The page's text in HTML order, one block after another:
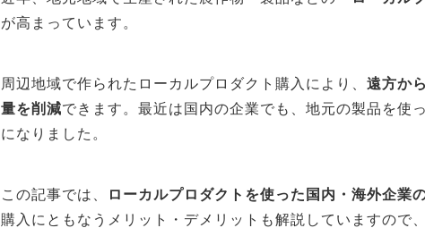
が高まっています。
周辺地域で作られたローカルプロダクト購入により、 遠方か
量を削減できます。最近は国内の企業でも、地元の製品を使
になりました。
この記事では、 ローカルプロダクトを使った国内・海外企業
購入にともなうメリット・デメリットも解説していますので